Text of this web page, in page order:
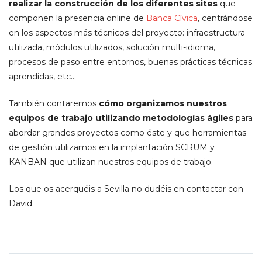
realizar la construcción de los diferentes sites que
componen la presencia online de Banca Cívica, centrándose
en los aspectos más técnicos del proyecto: infraestructura
utilizada, módulos utilizados, solución multi-idioma,
procesos de paso entre entornos, buenas prácticas técnicas
aprendidas, etc…
También contaremos cómo organizamos nuestros
equipos de trabajo utilizando metodologías ágiles para
abordar grandes proyectos como éste y que herramientas
de gestión utilizamos en la implantación SCRUM y
KANBAN que utilizan nuestros equipos de trabajo.
Los que os acerquéis a Sevilla no dudéis en contactar con
David.